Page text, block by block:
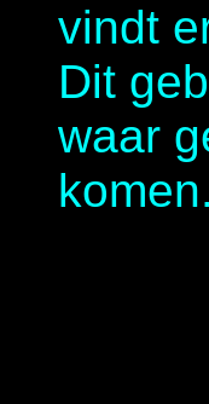
vindt
Dit
waar
komen.